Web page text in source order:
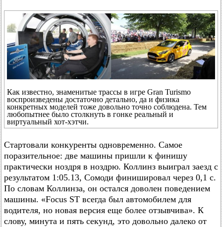
Как известно, знаменитые трассы в игре Gran Turismo
воспроизведены достаточно детально, да и физика
конкретных моделей тоже довольно точно соблюдена. Тем
любопытнее было столкнуть в гонке реальный и
виртуальный хот-хэтчи.
Стартовали конкуренты одновременно. Самое
поразительное: две машины пришли к финишу
практически ноздря в ноздрю. Коллинз выиграл заезд с
результатом 1:05.13, Сомоди финишировал через 0,1 с.
По словам Коллинза, он остался доволен поведением
машины. «Focus ST всегда был автомобилем для
водителя, но новая версия еще более отзывчива». К
слову, минута и пять секунд, это довольно далеко от